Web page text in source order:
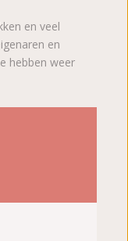
en veel
en
hebben weer